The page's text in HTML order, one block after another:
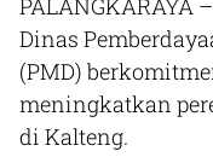
PALANGKARAYA
Dinas
(PMD)
meningkatkan
di Kalteng.